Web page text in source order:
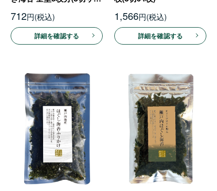
ズ 5枚入×8袋 40枚)
712円
詳細を確認する
1,566円
詳細を確認する